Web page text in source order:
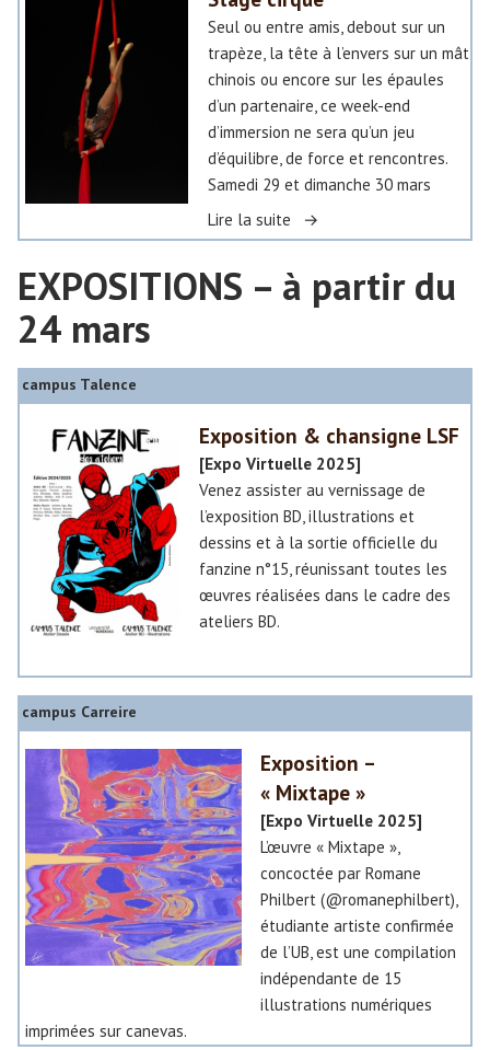
»P
R
O
p
h
I
»
D
e
s
c
œ
s
c
u
r
o
u
é
»
»
Seul ou entre amis, debout sur un
trapèze, la tête à l’envers sur un mât
chinois ou encore sur les épaules
d’un partenaire, ce week-end
d’immersion ne sera qu’un jeu
d’équilibre, de force et rencontres.
Samedi 29 et dimanche 30 mars
Lire la suite
S
t
c
i
r
u
»
EXPOSITIONS – à partir du
24 mars
campus Talence
Exposition & chansigne LSF
[Expo Virtuelle 2025]
Venez assister au vernissage de
l’exposition BD, illustrations et
dessins et à la sortie officielle du
fanzine n°15, réunissant toutes les
œuvres réalisées dans le cadre des
ateliers BD.
campus Carreire
Exposition –
« Mixtape »
[Expo Virtuelle 2025]
L’œuvre « Mixtape »,
concoctée par Romane
Philbert (@romanephilbert),
étudiante artiste confirmée
de l’UB, est une compilation
indépendante de 15
illustrations numériques
imprimées sur canevas.